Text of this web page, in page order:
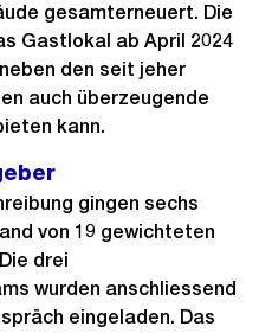
gesamterneuert. Die
Gastlokal ab April 2024
den seit jeher
auch überzeugende
kann.
gingen sechs
von 19 gewichteten
drei
wurden anschliessend
eingeladen. Das